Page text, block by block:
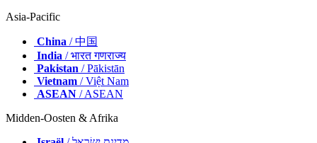
Asia-Pacific
China / 中国
India / भारत गणराज्य
Pakistan / Pākistān
Vietnam / Việt Nam
ASEAN / ASEAN
Midden-Oosten & Afrika